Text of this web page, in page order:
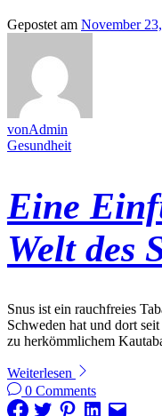
Gepostet am November
vonAdmin
Gesundheit
Eine
Welt des
Snus ist ein rauchfreies
Schweden hat und dort
zu herkömmlichem
Weiterlesen
0 Comments